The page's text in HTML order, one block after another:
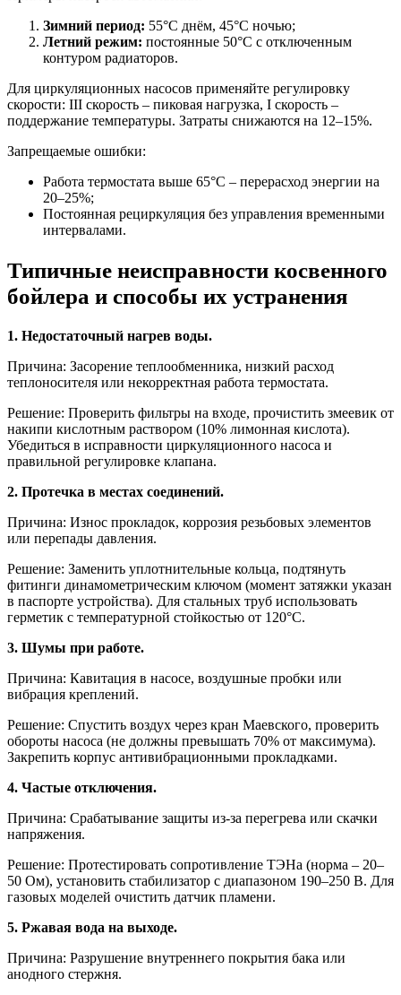
Зимний период: 55°C днём, 45°C ночью;
Летний режим: постоянные 50°C с отключенным
контуром радиаторов.
Для циркуляционных насосов применяйте регулировку
скорости: III скорость – пиковая нагрузка, I скорость –
поддержание температуры. Затраты снижаются на 12–15%.
Запрещаемые ошибки:
Работа термостата выше 65°C – перерасход энергии на
20–25%;
Постоянная рециркуляция без управления временными
интервалами.
Типичные неисправности косвенного
бойлера и способы их устранения
1. Недостаточный нагрев воды.
Причина: Засорение теплообменника, низкий расход
теплоносителя или некорректная работа термостата.
Решение: Проверить фильтры на входе, прочистить змеевик от
накипи кислотным раствором (10% лимонная кислота).
Убедиться в исправности циркуляционного насоса и
правильной регулировке клапана.
2. Протечка в местах соединений.
Причина: Износ прокладок, коррозия резьбовых элементов
или перепады давления.
Решение: Заменить уплотнительные кольца, подтянуть
фитинги динамометрическим ключом (момент затяжки указан
в паспорте устройства). Для стальных труб использовать
герметик с температурной стойкостью от 120°C.
3. Шумы при работе.
Причина: Кавитация в насосе, воздушные пробки или
вибрация креплений.
Решение: Спустить воздух через кран Маевского, проверить
обороты насоса (не должны превышать 70% от максимума).
Закрепить корпус антивибрационными прокладками.
4. Частые отключения.
Причина: Срабатывание защиты из-за перегрева или скачки
напряжения.
Решение: Протестировать сопротивление ТЭНа (норма – 20–
50 Ом), установить стабилизатор с диапазоном 190–250 В. Для
газовых моделей очистить датчик пламени.
5. Ржавая вода на выходе.
Причина: Разрушение внутреннего покрытия бака или
анодного стержня.